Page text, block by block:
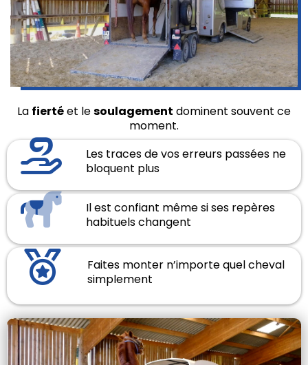
La fiertéet lesoulagement dominent souvent ce
moment.
Les traces de vos erreurs passées ne
bloquent plus
Il est confiant même si ses repères
habituels changent
Faites monter n’importe quel cheval
simplement